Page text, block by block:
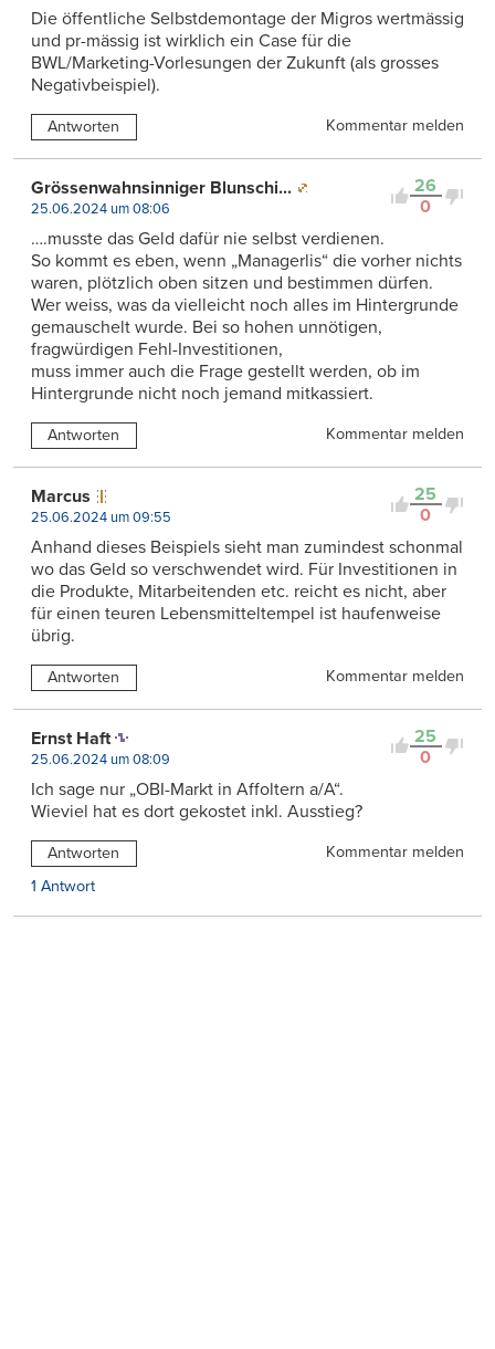
Die öffentliche Selbstdemontage der Migros wertmässig
und pr-mässig ist wirklich ein Case für die
BWL/Marketing-Vorlesungen der Zukunft (als grosses
Negativbeispiel).
Antworten Kommentar melden
26
0
Grössenwahnsinniger Blunschi...
25.06.2024 um 08:06
….musste das Geld dafür nie selbst verdienen.
So kommt es eben, wenn „Managerlis“ die vorher nichts
waren, plötzlich oben sitzen und bestimmen dürfen.
Wer weiss, was da vielleicht noch alles im Hintergrunde
gemauschelt wurde. Bei so hohen unnötigen,
fragwürdigen Fehl-Investitionen,
muss immer auch die Frage gestellt werden, ob im
Hintergrunde nicht noch jemand mitkassiert.
Antworten Kommentar melden
25
0
Marcus
25.06.2024 um 09:55
Anhand dieses Beispiels sieht man zumindest schonmal
wo das Geld so verschwendet wird. Für Investitionen in
die Produkte, Mitarbeitenden etc. reicht es nicht, aber
für einen teuren Lebensmitteltempel ist haufenweise
übrig.
Antworten Kommentar melden
25
0
Ernst Haft
25.06.2024 um 08:09
Ich sage nur „OBI-Markt in Affoltern a/A“.
Wieviel hat es dort gekostet inkl. Ausstieg?
Antworten
Kommentar melden
1 Antwort